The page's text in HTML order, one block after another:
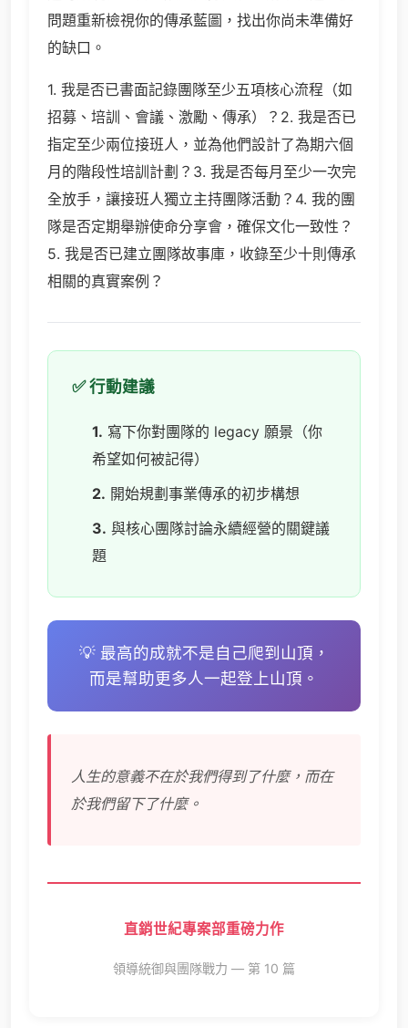
問題重新檢視你的傳承藍圖，找出你尚未準備好
的缺口。
1. 我是否已書面記錄團隊至少五項核心流程（如
招募、培訓、會議、激勵、傳承）？2. 我是否已
指定至少兩位接班人，並為他們設計了為期六個
月的階段性培訓計劃？3. 我是否每月至少一次完
全放手，讓接班人獨立主持團隊活動？4. 我的團
隊是否定期舉辦使命分享會，確保文化一致性？
5. 我是否已建立團隊故事庫，收錄至少十則傳承
相關的真實案例？
✅ 行動建議
1. 寫下你對團隊的 legacy 願景（你
希望如何被記得）
2. 開始規劃事業傳承的初步構想
3. 與核心團隊討論永續經營的關鍵議
題
💡 最高的成就不是自己爬到山頂，
而是幫助更多人一起登上山頂。
人生的意義不在於我們得到了什麼，而在
於我們留下了什麼。
直銷世紀專案部重磅力作
領導統御與團隊戰力 — 第 10 篇